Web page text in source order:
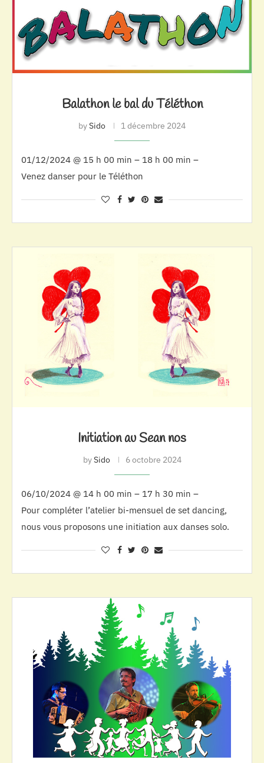
Balathon le bal du Téléthon
bySido 1 décembre 2024
01/12/2024 @ 15 h 00 min – 18 h 00 min –
Venez danser pour le Téléthon
Initiation au Sean nos
bySido 6 octobre 2024
06/10/2024 @ 14 h 00 min – 17 h 30 min –
Pour compléter l’atelier bi-mensuel de set dancing,
nous vous proposons une initiation aux danses solo.